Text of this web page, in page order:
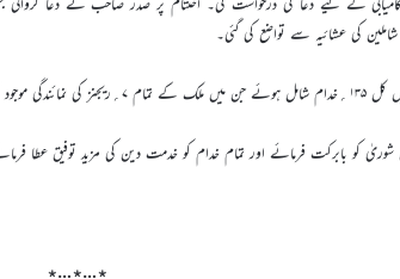
کی عشائیہ سے تواضع کی گئی۔
موجود تھی۔
شوریٰ کو بابرکت فرمائے اور تمام خدام کو خدمت دین کی مزید توفیق عطا
٭…٭…٭